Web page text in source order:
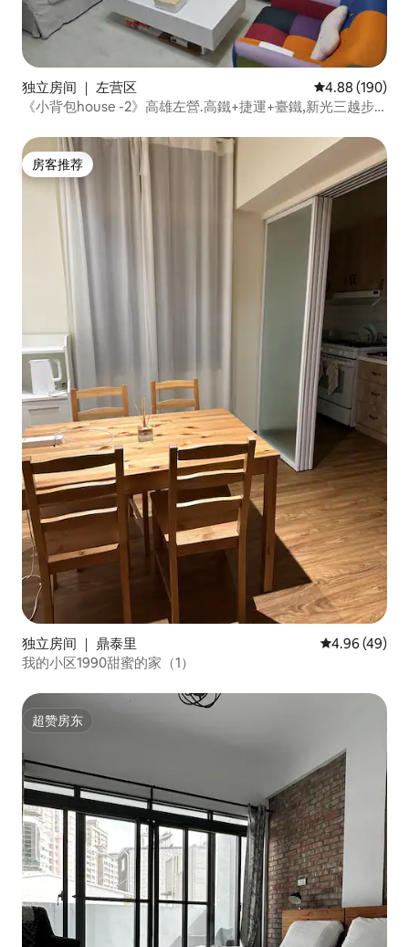
独立房间 ｜ 左营区 平均评分 4.88
4.88 (190)
《小背包house -2》高雄左營.高鐵+捷運+臺鐵,新光三越步
房客推荐
房客推荐
独立房间 ｜ 鼎泰里 平均评分
4.96 (49)
我的小区1990甜蜜的家（1）
超赞房东
超赞房东